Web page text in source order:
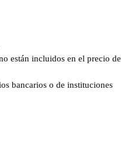
están incluidos en el precio de
bancarios o de instituciones